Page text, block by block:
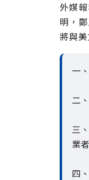
外媒
明，
將與
一
二
三
業
四